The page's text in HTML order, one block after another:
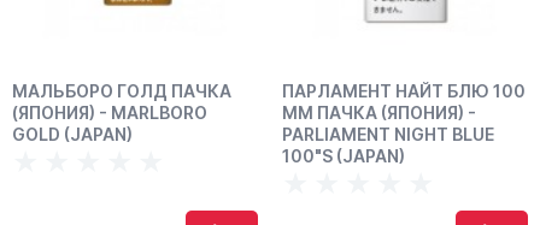
ПАРЛАМЕНТ НАЙТ БЛЮ 100
ММ ПАЧКА (ЯПОНИЯ) -
PARLIAMENT NIGHT BLUE
ПАРЛАМЕНТ
100ММ ПАЧКА
PARLIAMENT
100'S (JAPAN)